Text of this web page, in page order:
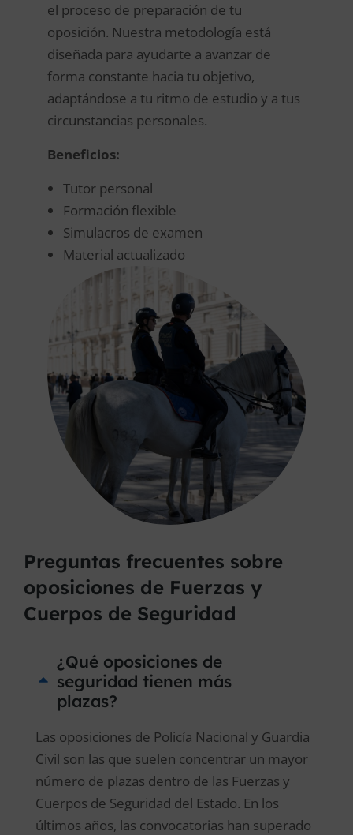
el proceso de preparación de tu
oposición. Nuestra metodología está
diseñada para ayudarte a avanzar de
forma constante hacia tu objetivo,
adaptándose a tu ritmo de estudio y a tus
circunstancias personales.
Beneficios:
Tutor personal
Formación flexible
Simulacros de examen
Material actualizado
Preguntas frecuentes sobre
oposiciones de Fuerzas y
Cuerpos de Seguridad
¿Qué oposiciones de
seguridad tienen más
plazas?
Las oposiciones de Policía Nacional y Guardia
Civil son las que suelen concentrar un mayor
número de plazas dentro de las Fuerzas y
Cuerpos de Seguridad del Estado. En los
últimos años, las convocatorias han superado